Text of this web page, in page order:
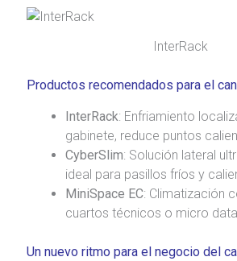
InterRack
Productos recomendados para el
InterRack: Enfriamiento
gabinete, reduce puntos
CyberSlim: Solución lateral
ideal para pasillos fríos y
MiniSpace EC: Climatización
cuartos técnicos o micro
Un nuevo ritmo para el negocio del